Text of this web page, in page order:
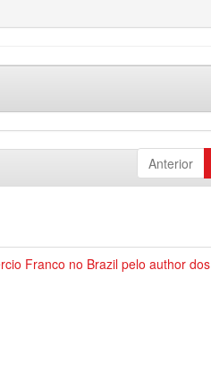
Anterior
Franco no Brazil pelo author dos